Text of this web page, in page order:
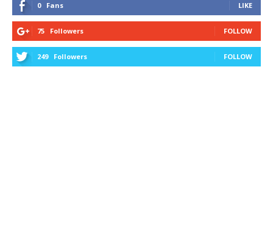
0 Fans LIKE
75 Followers FOLLOW
249 Followers FOLLOW